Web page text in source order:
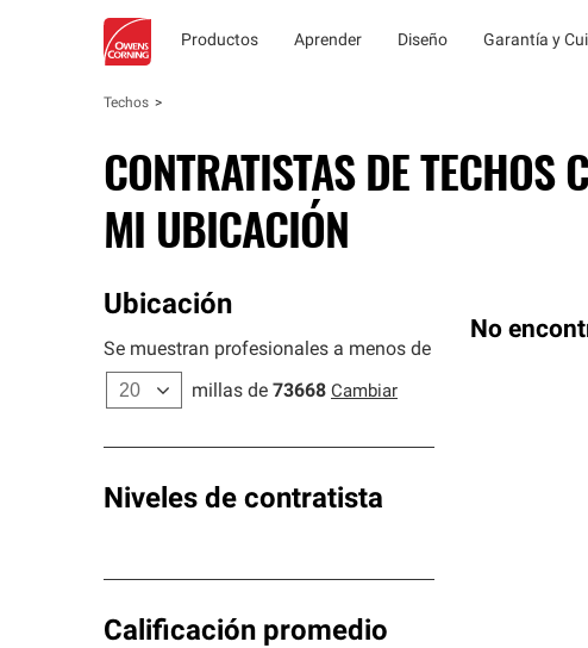
Productos Aprender Diseño Garantía y
Techos
CONTRATISTAS DE TECHOS
MI UBICACIÓN
Ubicación
Se muestran profesionales a menos de
millas de 73668 Cambiar
Niveles de contratista
Calificación promedio
No